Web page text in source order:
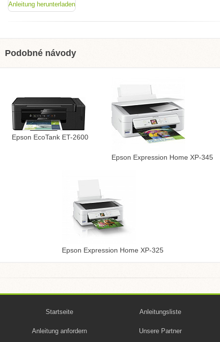
Anleitung herunterladen
Podobné návody
Epson EcoTank ET-2600
Epson Expression Home XP-345
Epson Expression Home XP-325
Startseite Anleitungsliste
Anleitung anfordern Unsere Partner